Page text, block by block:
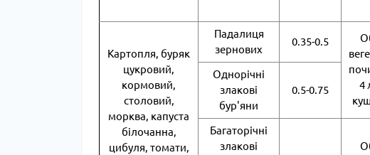
Картопля, буряк
цукровий,
кормовий,
столовий,
морква, капуста
білочанна,
цибуля, томати,
Падалиця
зернових
0.35-0.5
4
Однорічні
злакові
бур'яни
0.5-0.75
Багаторічні
злакові